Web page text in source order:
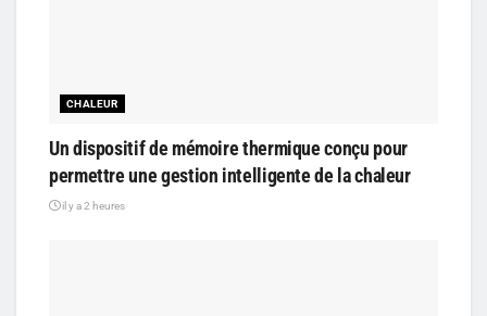
CHALEUR
Un dispositif de mémoire thermique conçu pour
permettre une gestion intelligente de la chaleur
il y a 2 heures